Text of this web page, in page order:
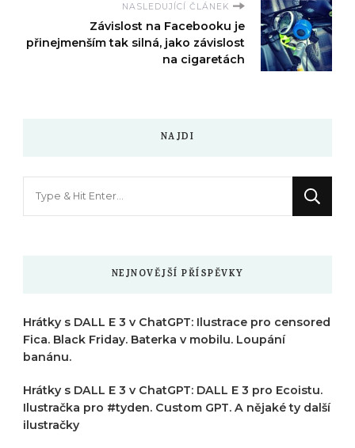
NASLEDUJÍCÍ ČLÁNEK
Závislost na Facebooku je
přinejmenším tak silná, jako závislost
na cigaretách
NAJDI
NEJNOVĚJŠÍ PŘÍSPĚVKY
Hrátky s DALL E 3 v ChatGPT: Ilustrace pro censored
Fica. Black Friday. Baterka v mobilu. Loupání
banánu.
Hrátky s DALL E 3 v ChatGPT: DALL E 3 pro Ecoistu.
Ilustračka pro #tyden. Custom GPT. A nějaké ty další
ilustračky